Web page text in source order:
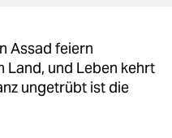
Assad feiern
Land, und Leben kehrt
ungetrübt ist die